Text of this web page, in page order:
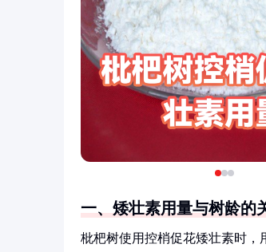
一、矮壮素用量与树龄的
枇杷树使用控梢促花矮壮素时，